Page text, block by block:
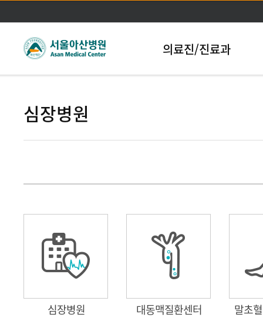
본문바로가기
의료진/진료과
심장병원
심장병원 대동맥질환센터 말초